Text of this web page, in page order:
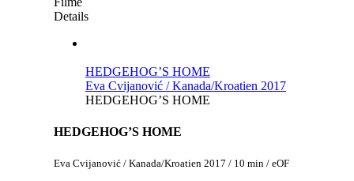
Details
HEDGEHOG’S HOME
Eva Cvijanović / Kanada/Kroatien 2017
HEDGEHOG’S HOME
HEDGEHOG’S HOME
Eva Cvijanović / Kanada/Kroatien 2017 / 10 min / eOF